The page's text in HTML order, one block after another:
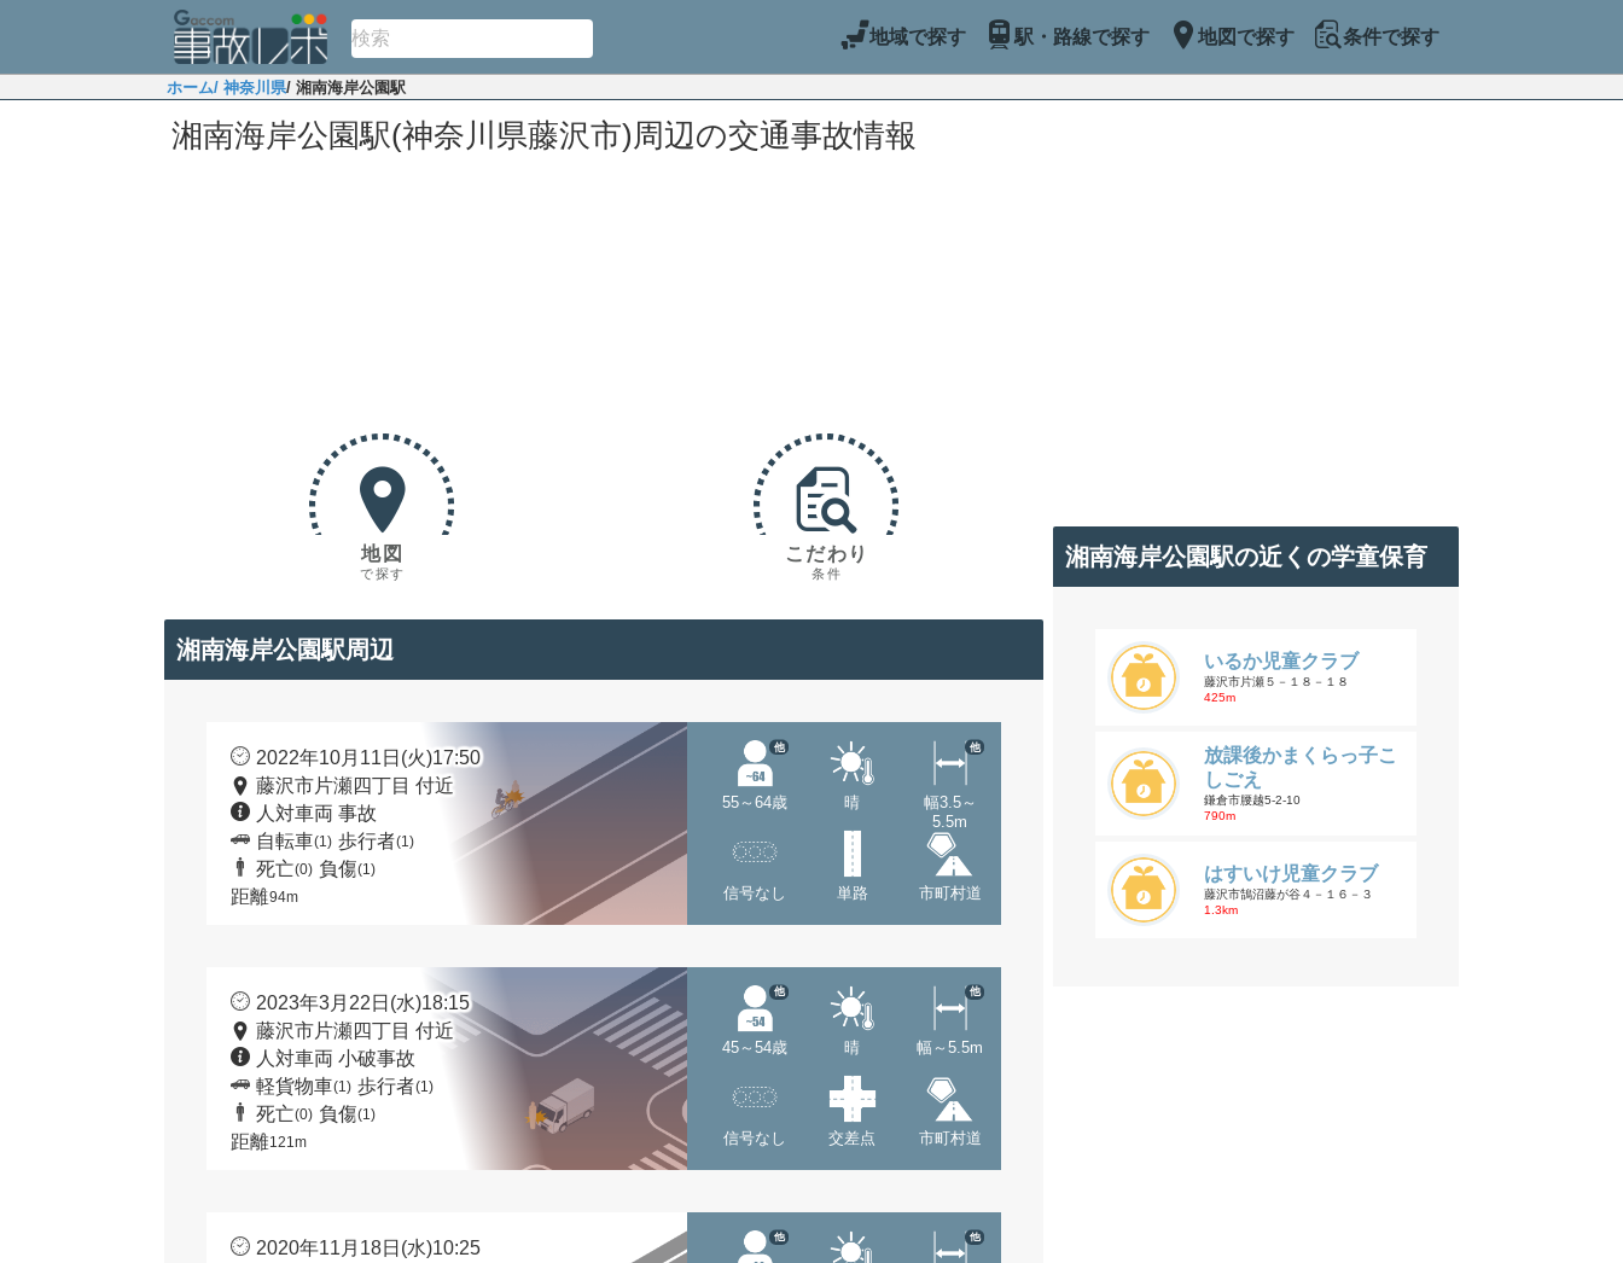
地域で探す 駅・路線で探す 地図で探す 条件で探す
ホーム/ 神奈川県/ 湘南海岸公園駅
湘南海岸公園駅(神奈川県藤沢市)周辺の交通事故情報
地図
で探す
こだわり
条件
湘南海岸公園駅周辺
2022年10月11日(火)17:50
藤沢市片瀬四丁目 付近
人対車両 事故
自転車(1) 歩行者(1)
死亡(0) 負傷(1)
距離94m
55～64歳
他
晴
幅3.5～
5.5m
他
信号なし 単路 市町村道
2023年3月22日(水)18:15
藤沢市片瀬四丁目 付近
人対車両 小破事故
軽貨物車(1) 歩行者(1)
死亡(0) 負傷(1)
距離121m
45～54歳
他
晴 幅～5.5m
他
信号なし 交差点 市町村道
2020年11月18日(水)10:25
他 他
湘南海岸公園駅の近くの学童保育
いるか児童クラブ
藤沢市片瀬５－１８－１８
425m
放課後かまくらっ子こ
しごえ
鎌倉市腰越5-2-10
790m
はすいけ児童クラブ
藤沢市鵠沼藤が谷４－１６－３
1.3km